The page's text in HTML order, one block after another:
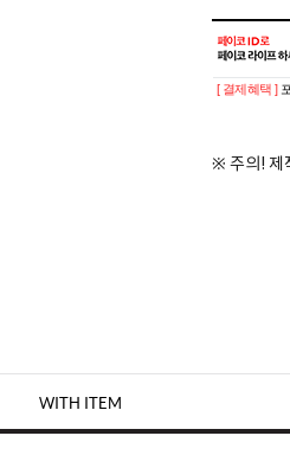
[ 결제혜택 ]
※ 주의! 제
WITH ITEM